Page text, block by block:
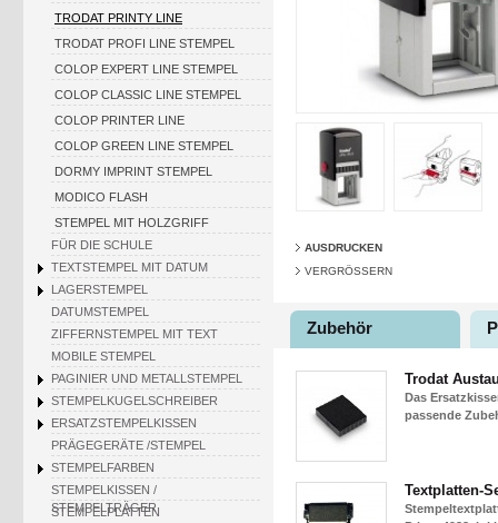
TRODAT PRINTY LINE
TRODAT PROFI LINE STEMPEL
COLOP EXPERT LINE STEMPEL
COLOP CLASSIC LINE STEMPEL
COLOP PRINTER LINE
COLOP GREEN LINE STEMPEL
DORMY IMPRINT STEMPEL
MODICO FLASH
STEMPEL MIT HOLZGRIFF
FÜR DIE SCHULE
TEXTSTEMPEL MIT DATUM
LAGERSTEMPEL
DATUMSTEMPEL
ZIFFERNSTEMPEL MIT TEXT
MOBILE STEMPEL
PAGINIER UND METALLSTEMPEL
STEMPELKUGELSCHREIBER
ERSATZSTEMPELKISSEN
PRÄGEGERÄTE /STEMPEL
STEMPELFARBEN
STEMPELKISSEN /
STEMPELTRÄGER
STEMPELPLATTEN
AUSDRUCKEN
VERGRÖSSERN
Zubehör
Trodat
Das
passende
Textplatten-